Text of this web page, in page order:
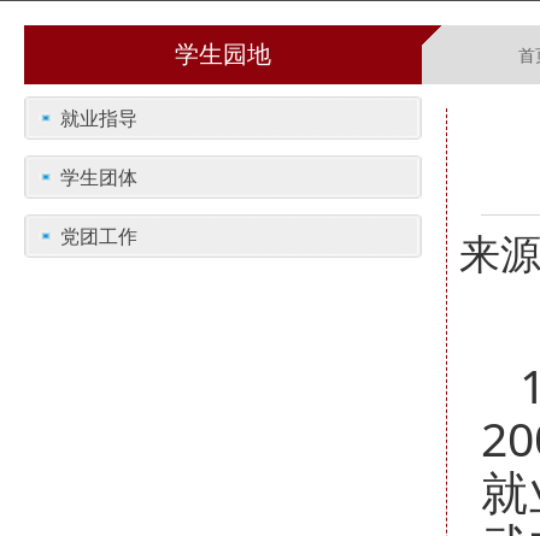
学生园地 首
就业指导
学生团体
党团工作 来